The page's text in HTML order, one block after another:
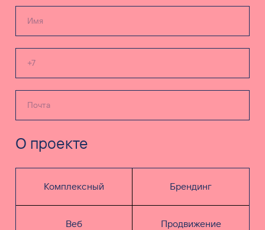
О проекте
Комплексный Брендинг
Веб Продвижение